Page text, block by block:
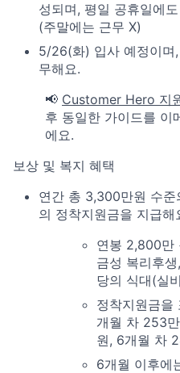
성되며, 평일 공휴일에
(주말에는 근무 X)
5/26(화) 입사 예정이며
무해요.
📢 Customer Hero 지
후 동일한 가이드를 이
에요.
보상 및 복지 혜택
연간 총 3,300만원 수
의 정착지원금을 지급해
연봉 2,800만
금성 복리후
당의 식대(실
정착지원금을
개월 차 253
원, 6개월 차
6개월 이후에